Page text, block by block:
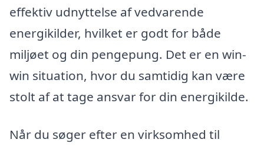
effektiv udnyttelse af vedvarende
energikilder, hvilket er godt for både
miljøet og din pengepung. Det er en win-
win situation, hvor du samtidig kan være
stolt af at tage ansvar for din energikilde.
Når du søger efter en virksomhed til